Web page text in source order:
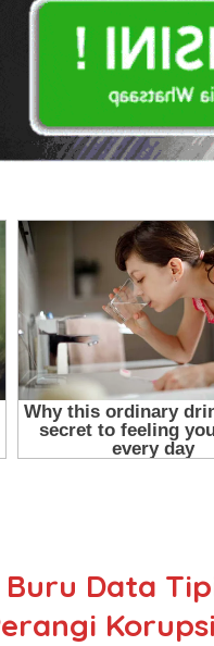
Buru Data
Korupsi